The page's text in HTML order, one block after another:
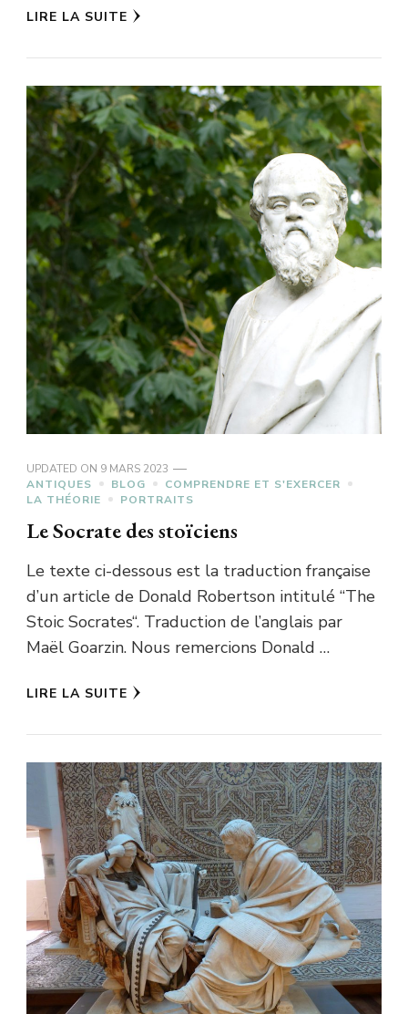
LIRE LA SUITE
UPDATED ON 9 MARS 2023
ANTIQUES
BLOG
COMPRENDRE ET S'EXERCER
LA THÉORIE
PORTRAITS
Le Socrate des stoïciens
Le texte ci-dessous est la traduction française
d’un article de Donald Robertson intitulé “The
Stoic Socrates“. Traduction de l’anglais par
Maël Goarzin. Nous remercions Donald …
LIRE LA SUITE